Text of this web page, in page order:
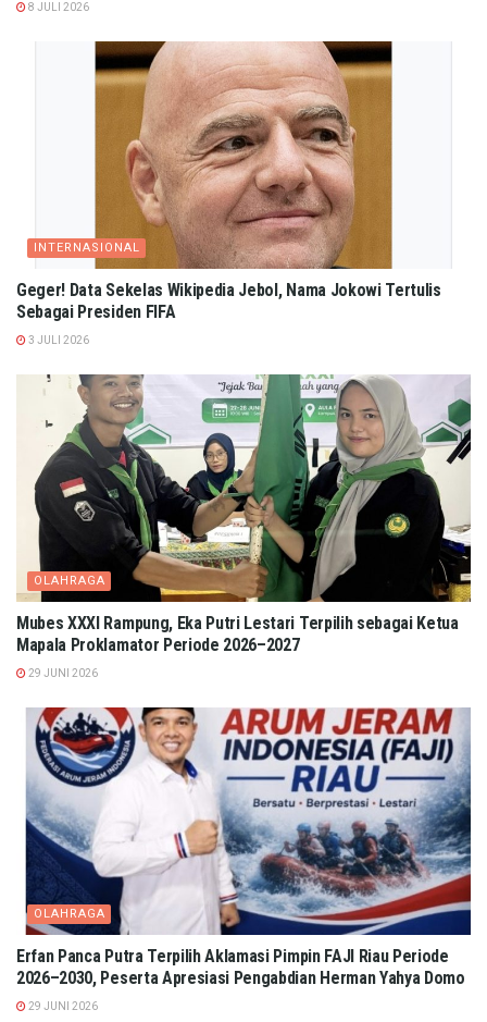
8 JULI 2026
INTERNASIONAL
Geger! Data Sekelas Wikipedia Jebol, Nama Jokowi Tertulis
Sebagai Presiden FIFA
3 JULI 2026
OLAHRAGA
Mubes XXXI Rampung, Eka Putri Lestari Terpilih sebagai Ketua
Mapala Proklamator Periode 2026–2027
29 JUNI 2026
OLAHRAGA
Erfan Panca Putra Terpilih Aklamasi Pimpin FAJI Riau Periode
2026–2030, Peserta Apresiasi Pengabdian Herman Yahya Domo
29 JUNI 2026